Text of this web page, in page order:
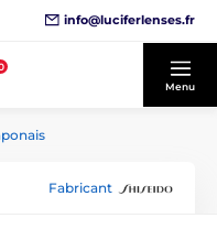
info@luciferlenses.fr
Menu
Fabricant